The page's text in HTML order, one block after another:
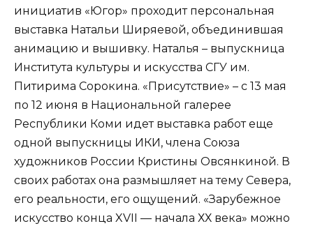
инициатив «Югор» проходит персональная
выставка Натальи Ширяевой, объединившая
анимацию и вышивку. Наталья – выпускница
Института культуры и искусства СГУ им.
Питирима Сорокина. «Присутствие» – с 13 мая
по 12 июня в Национальной галерее
Республики Коми идет выставка работ еще
одной выпускницы ИКИ, члена Союза
художников России Кристины Овсянкиной. В
своих работах она размышляет на тему Севера,
его реальности, его ощущений. «Зарубежное
искусство конца XVII — начала ХХ века» можно